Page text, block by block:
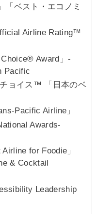
「ベスト・エコノミ
Airline Rating™
Award」-
Pacific
ョイス™ 「日本のベ
Pacific Airline」
Awards-
for Foodie」
& Cocktail
Leadership